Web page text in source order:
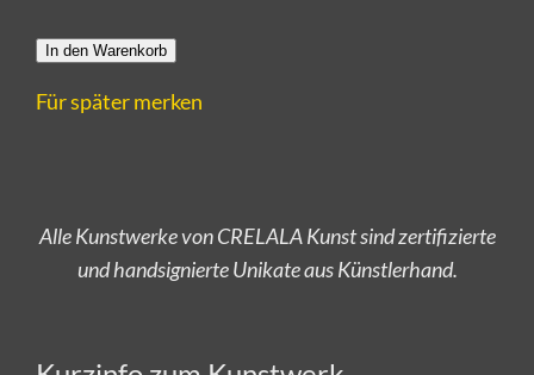
In den Warenkorb
Für später merken
Versandkostenfrei bestellen!